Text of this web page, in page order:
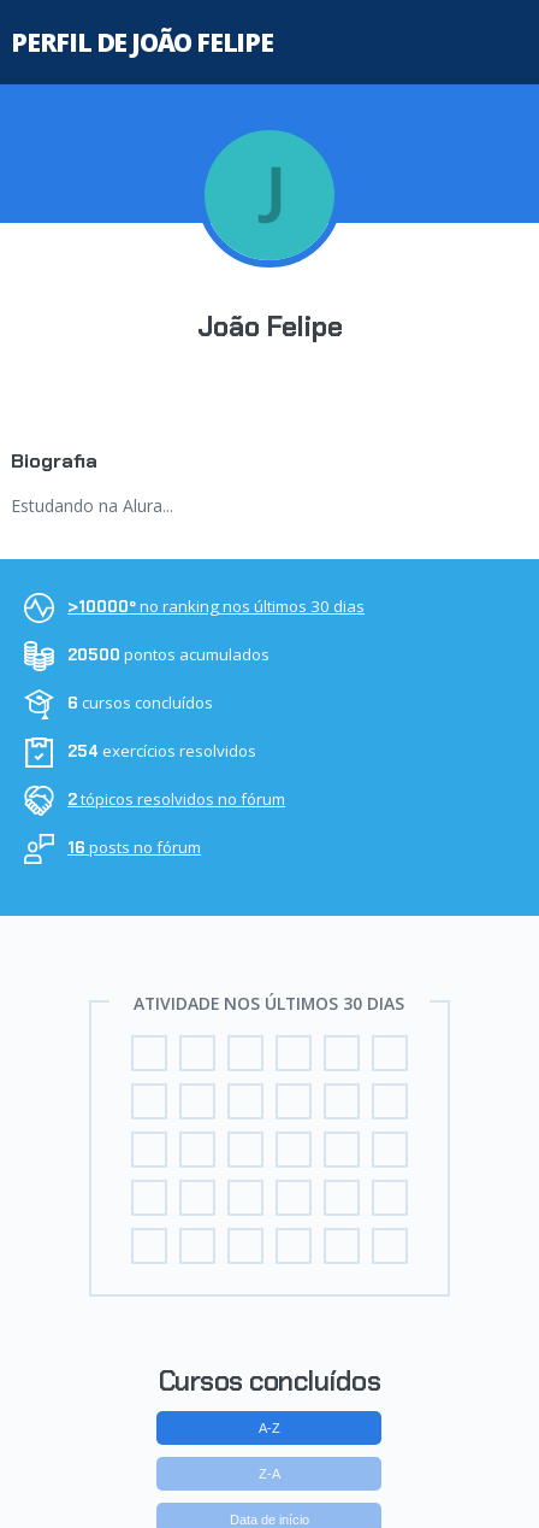
PERFIL DE JOÃO FELIPE
João Felipe
Biografia
Estudando na Alura...
>10000ºno ranking nos últimos 30 dias
20500 pontos acumulados
6 cursos concluídos
254exercícios resolvidos
2tópicos resolvidos no fórum
16 posts no fórum
ATIVIDADE NOS ÚLTIMOS 30 DIAS
Cursos concluídos
A-Z
Z-A
Data de início